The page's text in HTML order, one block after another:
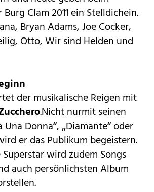
Clam 2011 ein Stelldichein.
Bryan Adams, Joe Cocker,
Otto, Wir sind Helden und
der musikalische Reigen mit
.Nicht nurmit seinen
Donna“, „Diamante“ oder
er das Publikum begeistern.
wird zudem Songs
auch persönlichsten Album